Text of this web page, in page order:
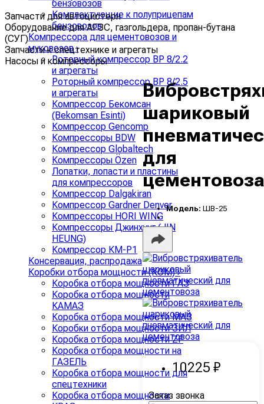
бензовозов
Комплектующие к полуприцепам
бензовозов
Компрессора для цементовозов и
муковозов›
Роторный компрессор ВР 8/2.2
и агрегаты
Роторный компрессор ВР 8/2.5
и агрегаты
Компрессор Бекомсан
(Bekomsan Esinti)
Компрессор Gencomp
Компрессоры BDW
Компрессор Globaltech
Компрессоры Özen
Лопатки, лопасти и пластины
для компрессоров
Компрессор Dalgakiran
Компрессор Gardner Denver
Компрессоры HORI WING
Компрессоры Джинхунг (JIN
HEUNG)
Компрессор КМ-Р1
Консервация, распродажа
Коробки отбора мощности (КОМ)›
Коробка отбора мощности ГАЗ
Коробка отбора мощности
КАМАЗ
Коробка отбора мощности МАЗ
Коробки отбора мощности ЗИЛ
Коробка отбора мощности ZF
Коробка отбора мощности на
ГАЗЕЛЬ
Коробка отбора мощности для
спецтехники
Коробка отбора мощности
Запчасти для автоцистерн
Оборудование для АГЗС, газгольдера, пропан-бутана
(СУГ)
Запчасти к спецтехнике и агрегаты
Насосы и компрессоры
шариковый
для
цементовоза
Модель: ШВ-25
10225 ₽
Заказ звонка